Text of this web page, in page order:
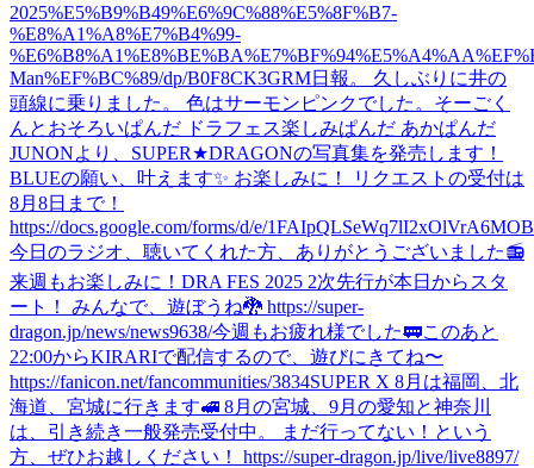
2025%E5%B9%B49%E6%9C%88%E5%8F%B7-
%E8%A1%A8%E7%B4%99-
Man%EF%BC%89/dp/B0F8CK3GRM日報。 久しぶりに井の
頭線に乗りました。 色はサーモンピンクでした。 そーごく
んとおそろいぱんだ ドラフェス楽しみぱんだ あかぱんだ
JUNONより、SUPER★DRAGONの写真集を発売します！
BLUEの願い、叶えます✨ お楽しみに！ リクエストの受付は
8月8日まで！
https://docs.google.com/forms/d/e/
今日のラジオ、聴いてくれた方、ありがとうございました📻
来週もお楽しみに！ DRA FES 2025 2次先行が本日からスタ
ート！ みんなで、遊ぼうね🐉 https://super-
dragon.jp/news/news9638/今週もお疲れ様でした🚃このあと
22:00からKIRARIで配信するので、遊びにきてね〜
https://fanicon.net/fancommunities/3834SUPER X 8月は福岡、北
海道、宮城に行きます🚅 8月の宮城、9月の愛知と神奈川
は、引き続き一般発売受付中。 まだ行ってない！という
方、ぜひお越しください！ https://super-dragon.jp/live/live8897/